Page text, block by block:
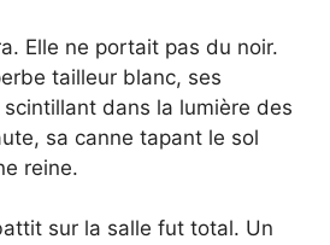
Elle ne portait pas du noir.
tailleur blanc, ses
dans la lumière des
sa canne tapant le sol
reine.
sur la salle fut total. Un